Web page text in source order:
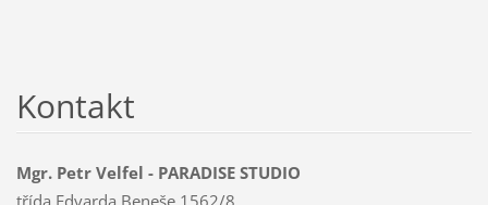
Kontakt
Mgr. Petr Velfel - PARADISE STUDIO
třída Edvarda Beneše 1562/8